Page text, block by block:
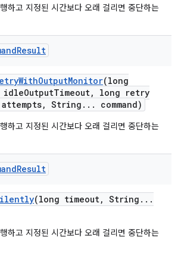
하고 지정된 시간보다 오래 걸리면 중단하는
Result
WithOutputMonitor(long
idleOutputTimeout,
long retry
, String . . . command)
하고 지정된 시간보다 오래 걸리면 중단하는
Result
(long timeout, String . . .
하고 지정된 시간보다 오래 걸리면 중단하는